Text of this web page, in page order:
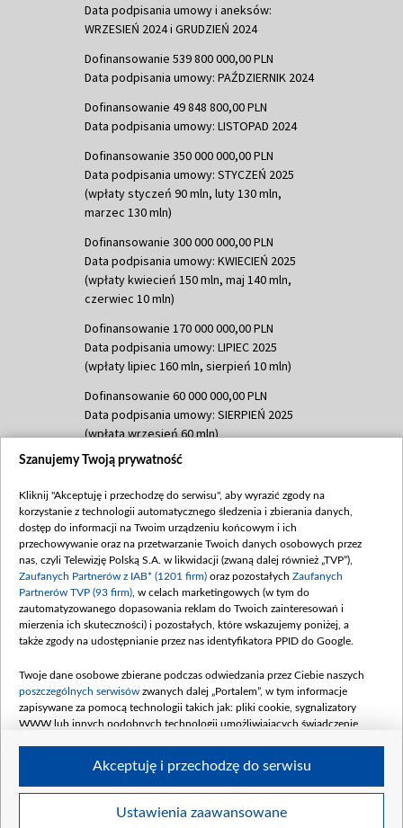
Data podpisania umowy i aneksów:
WRZESIEŃ 2024 i GRUDZIEŃ 2024
Dofinansowanie 539 800 000,00 PLN
Data podpisania umowy: PAŹDZIERNIK 2024
Dofinansowanie 49 848 800,00 PLN
Data podpisania umowy: LISTOPAD 2024
Dofinansowanie 350 000 000,00 PLN
Data podpisania umowy: STYCZEŃ 2025
(wpłaty styczeń 90 mln, luty 130 mln,
marzec 130 mln)
Dofinansowanie 300 000 000,00 PLN
Data podpisania umowy: KWIECIEŃ 2025
(wpłaty kwiecień 150 mln, maj 140 mln,
czerwiec 10 mln)
Dofinansowanie 170 000 000,00 PLN
Data podpisania umowy: LIPIEC 2025
(wpłaty lipiec 160 mln, sierpień 10 mln)
Dofinansowanie 60 000 000,00 PLN
Data podpisania umowy: SIERPIEŃ 2025
(wpłata wrzesień 60 mln)
Dofinansowanie 635 783 051,21 PLN
(wpłata wrzesień 100 mln, październik 350
mln, listopad 265 mln)
Dofinansowanie 48 862 000,00 PLN
Data podpisania umowy: GRUDZIEŃ 2025
(wpłata grudzień 60,548 mln)
Dofinansowanie 900 000 000,00 PLN
Data podpisania umowy: LUTY 2026 (wpłata
kwiecień 180 mln, 7 maja 180 mln, 8
czerwca 90 mln)
Dofinansowanie 250 000 000,00 PLN
4 sierpnia 250 mln
Szanujemy Twoją prywatność
Kliknij "Akceptuję i przechodzę do serwisu", aby wyrazić zgody na
korzystanie z technologii automatycznego śledzenia i zbierania danych,
dostęp do informacji na Twoim urządzeniu końcowym i ich
przechowywanie oraz na przetwarzanie Twoich danych osobowych przez
nas, czyli Telewizję Polską S.A. w likwidacji (zwaną dalej również „TVP”),
Zaufanych Partnerów z IAB* (1201 firm) oraz pozostałych Zaufanych
Partnerów TVP (93 firm) , w celach marketingowych (w tym do
zautomatyzowanego dopasowania reklam do Twoich zainteresowań i
mierzenia ich skuteczności) i pozostałych, które wskazujemy poniżej, a
także zgody na udostępnianie przez nas identyfikatora PPID do Google.
Twoje dane osobowe zbierane podczas odwiedzania przez Ciebie naszych
poszczególnych serwisów zwanych dalej „Portalem”, w tym informacje
zapisywane za pomocą technologii takich jak: pliki cookie, sygnalizatory
WWW lub innych podobnych technologii umożliwiających świadczenie
Twoje dane osobowe zbierane podczas odwiedzania przez Ciebie
Ustawienia zaawansowane
Akceptuję i przechodzę do serwisu